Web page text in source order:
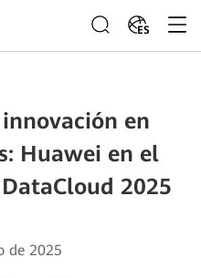
ES
en
Huawei en el
2025
de 2025